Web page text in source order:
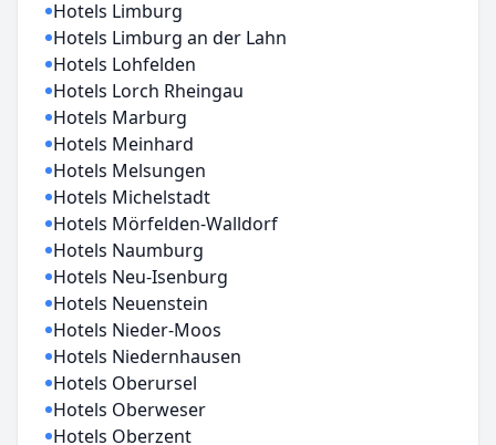
Hotels Limburg
Hotels Limburg an der Lahn
Hotels Lohfelden
Hotels Lorch Rheingau
Hotels Marburg
Hotels Meinhard
Hotels Melsungen
Hotels Michelstadt
Hotels Mörfelden-Walldorf
Hotels Naumburg
Hotels Neu-Isenburg
Hotels Neuenstein
Hotels Nieder-Moos
Hotels Niedernhausen
Hotels Oberursel
Hotels Oberweser
Hotels Oberzent